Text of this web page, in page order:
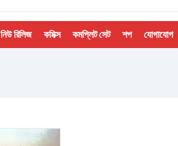
নিউ রিলিজ কমিক্স কমপ্লিট সেট শপ যোগাযোগ